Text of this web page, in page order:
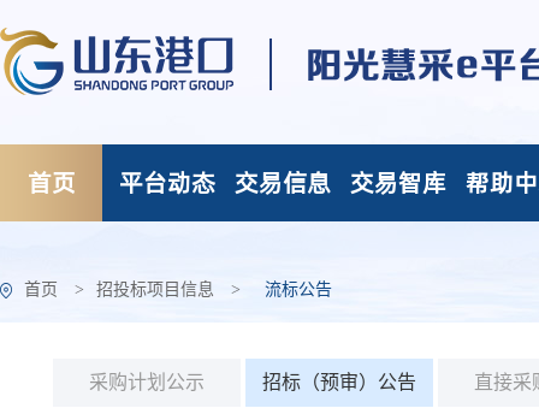
首页 平台动态 交易信息 交易智库 帮助
首页 > 招投标项目信息 > 流标公告
采购计划公示 招标（预审）公告 直接采